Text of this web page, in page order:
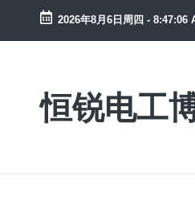
Skip
2026年8月6日周四 - 8:47:07
恒锐电工
电
工